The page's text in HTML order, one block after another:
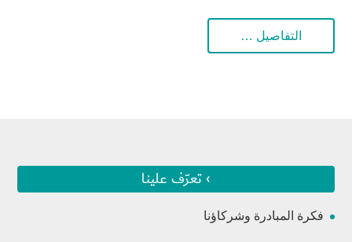
التفاصيل …
› تعرّف علينا
فكرة المبادرة وشركاؤنا